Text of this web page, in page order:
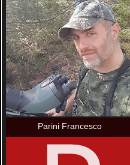
Parini Francesco